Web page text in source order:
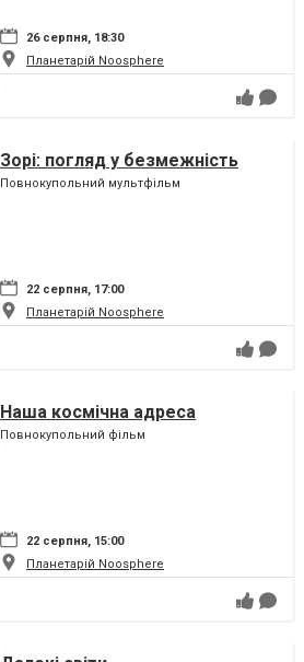
26 серпня, 18:30
Планетарій Noosphere
Зорі: погляд у безмежність
Повнокупольний мультфільм
22 серпня, 17:00
Планетарій Noosphere
Наша космічна адреса
Повнокупольний фільм
22 серпня, 15:00
Планетарій Noosphere